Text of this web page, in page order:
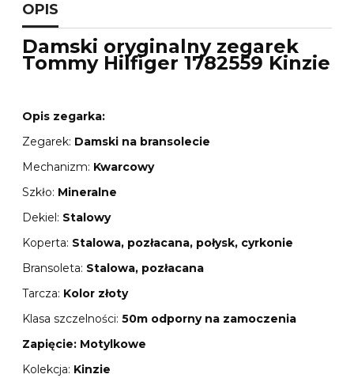
OPIS
Damski oryginalny zegarek
Tommy Hilfiger 1782559 Kinzie
Opis zegarka:
Zegarek: Damski na bransolecie
Mechanizm: Kwarcowy
Szkło: Mineralne
Dekiel: Stalowy
Koperta: Stalowa, pozłacana, połysk, cyrkonie
Bransoleta: Stalowa, pozłacana
Tarcza: Kolor złoty
Klasa szczelności: 50m odporny na zamoczenia
Zapięcie: Motylkowe
Kolekcja: Kinzie